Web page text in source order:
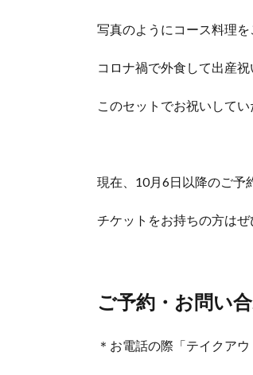
写真のようにコース料理を
コロナ禍で外食して出産
このセットでお祝いして
現在、10月6日以降のご予
チケットをお持ちの方はぜ
ご予約・お問い
＊お電話の際「テイクア